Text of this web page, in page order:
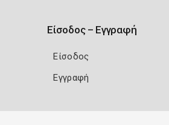
Είσοδος – Εγγραφή
Είσοδος
Εγγραφή